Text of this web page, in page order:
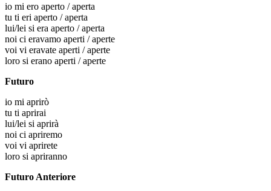
io mi ero aperto / aperta
tu ti eri aperto / aperta
lui/lei si era aperto / aperta
noi ci eravamo aperti / aperte
voi vi eravate aperti / aperte
loro si erano aperti / aperte
Futuro
io mi aprirò
tu ti aprirai
lui/lei si aprirà
noi ci apriremo
voi vi aprirete
loro si apriranno
Futuro Anteriore